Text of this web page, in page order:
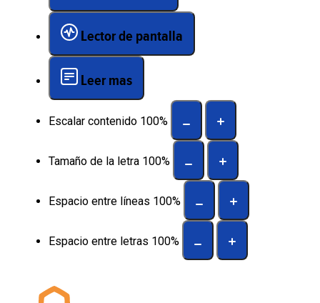
Lector de pantalla
Leer mas
Escalar contenido 100%
Tamaño de la letra 100%
Espacio entre líneas 100%
Espacio entre letras 100%